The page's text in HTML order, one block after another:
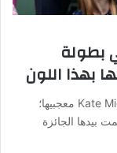
بطولة
بهذا اللون
[ad_1] لم تخيِّب أميرة ويلز كيت ميدلتون Kate Middleton معجبيها؛
بيدها الجائزة